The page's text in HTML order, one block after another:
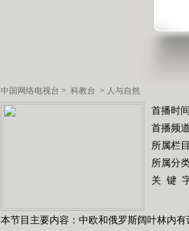
中国网络电视台 > 科教台 > 人与自然
首播时
首播频道
所属栏目
所属分
关 键
本节目主要内容：中欧和俄罗斯阔叶林内